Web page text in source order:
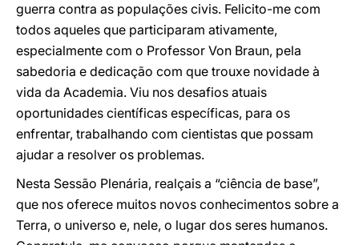
guerra contra as populações civis. Felicito-me com
todos aqueles que participaram ativamente,
especialmente com o Professor Von Braun, pela
sabedoria e dedicação com que trouxe novidade à
vida da Academia. Viu nos desafios atuais
oportunidades científicas específicas, para os
enfrentar, trabalhando com cientistas que possam
ajudar a resolver os problemas.
Nesta Sessão Plenária, realçais a “ciência de base”,
que nos oferece muitos novos conhecimentos sobre a
Terra, o universo e, nele, o lugar dos seres humanos.